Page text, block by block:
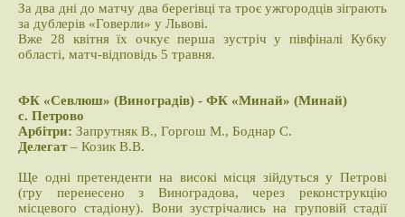
За два дні до матчу два берегівці та троє ужгородців зіграють
за дублерів «Говерли» у Львові.
Вже 28 квітня їх очкує перша зустріч у півфіналі Кубку
області, матч-відповідь 5 травня.
ФК «Севлюш» (Виноградів) - ФК «Минай» (Минай)
с. Петрово
Арбітри: Запрутняк В., Горгош М., Боднар С.
Делегат– Козик В.В.
Ще одні претенденти на високі місця зійдуться у Петрові
(гру перенесено з Виноградова, через реконструкцію
місцевого стадіону). Вони зустрічались на груповій стадії